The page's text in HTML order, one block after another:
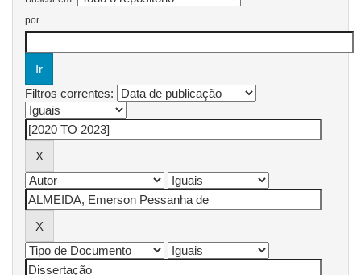
por
Filtros correntes: